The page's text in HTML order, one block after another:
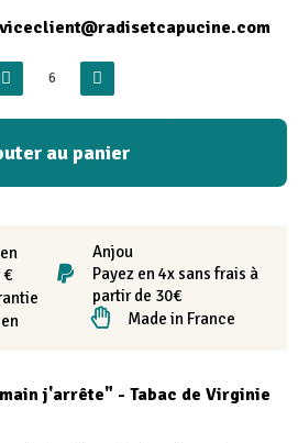
au panier
€
Anjou
Payez en 4x sans frais à
partir de 30€
Made in France
j'arrête" - Tabac de Virginie